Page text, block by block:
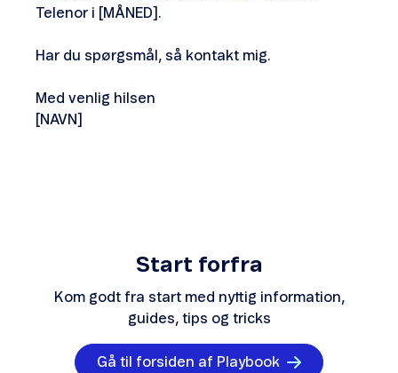
Telenor i [MÅNED].
Har du spørgsmål, så kontakt mig.
Med venlig hilsen
[NAVN]
Start forfra
Kom godt fra start med nyttig information,
guides, tips og tricks
Gå til forsiden af Playbook